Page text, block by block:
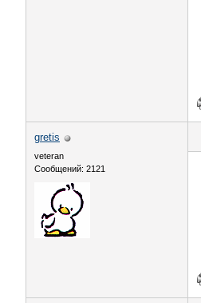
gretis
veteran
Сообщений: 2121